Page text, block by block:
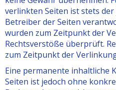
verlinkten Seiten ist stets
Betreiber der Seiten
wurden zum Zeitpunkt der
Rechtsverstöße überprüft.
zum Zeitpunkt der
Eine permanente inhaltliche
Seiten ist jedoch ohne